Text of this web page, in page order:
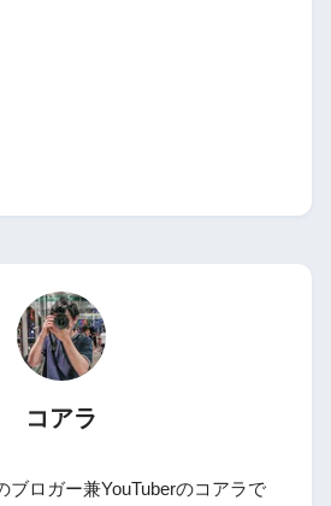
コアラ
ブロガー兼YouTuberのコアラで